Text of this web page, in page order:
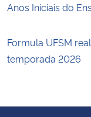
Anos Iniciais do
Formula UFSM
temporada 2026